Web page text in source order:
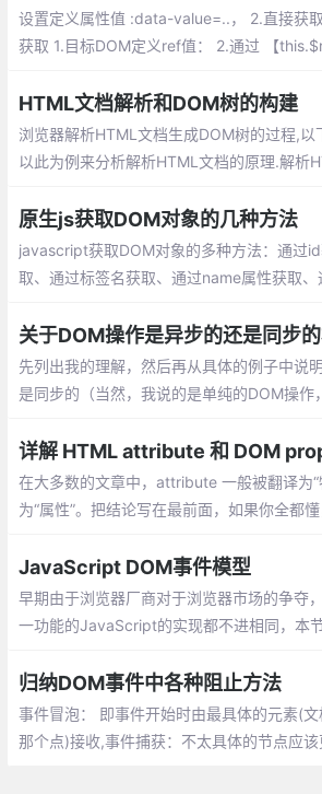
设置定义属性值 :data-value=..， 2.直接获
获取 1.目标DOM定义ref值： 2.通过 【
HTML文档解析和DOM树的构建
浏览器解析HTML文档生成DOM树的过程,以
以此为例来分析解析HTML文档的原理.解析
原生js获取DOM对象的几种方法
javascript获取DOM对象的多种方法：通过
取、通过标签名获取、通过name属性获取
关于DOM操作是异步的还是同步
先列出我的理解，然后再从具体的例子中说
是同步的（当然，我说的是单纯的DOM操作
的情况下，是难以察觉的）
详解 HTML attribute 和 DOM
在大多数的文章中，attribute 一般被翻译为
为“属性”。把结论写在最前面，如果你全都懂
JavaScript DOM事件模型
早期由于浏览器厂商对于浏览器市场的争夺
一功能的JavaScript的实现都不进相同，本
归纳DOM事件中各种阻止方法
事件冒泡： 即事件开始时由最具体的元素(
那个点)接收,事件捕获：不太具体的节点应